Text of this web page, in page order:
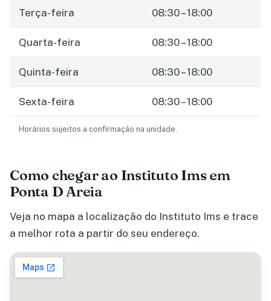
Terça-feira 08:30 – 18:00
Quarta-feira 08:30 – 18:00
Quinta-feira 08:30 – 18:00
Sexta-feira 08:30 – 18:00
Horários sujeitos a confirmação na unidade.
Como chegar ao Instituto Ims em
Ponta D Areia
Veja no mapa a localização do Instituto Ims e trace
a melhor rota a partir do seu endereço.